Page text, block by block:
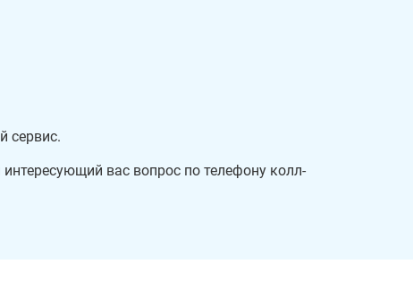
сервис.
вас вопрос по телефону колл-